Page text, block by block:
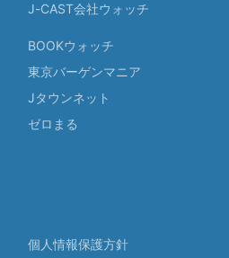
J-CAST会社ウォッチ
BOOKウォッチ
東京バーゲンマニア
Jタウンネット
ゼロまる
個人情報保護方針